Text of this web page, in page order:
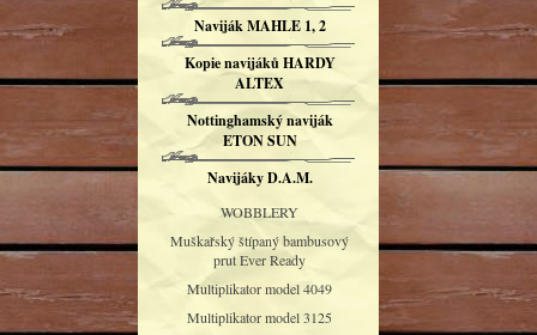
Naviják MAHLE 1, 2
Kopie navijáků HARDY
ALTEX
Nottinghamský naviják
ETON SUN
Navijáky D.A.M.
WOBBLERY
Muškařský štípaný bambusový
prut Ever Ready
Multiplikator model 4049
Multiplikator model 3125